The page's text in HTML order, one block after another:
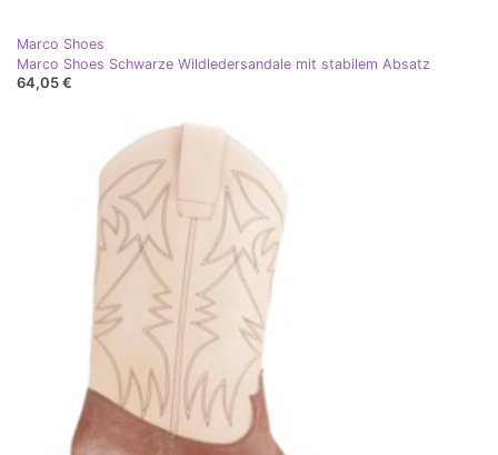
Marco Shoes
Marco Shoes Schwarze Wildledersandale mit stabilem Absatz
64,05 €